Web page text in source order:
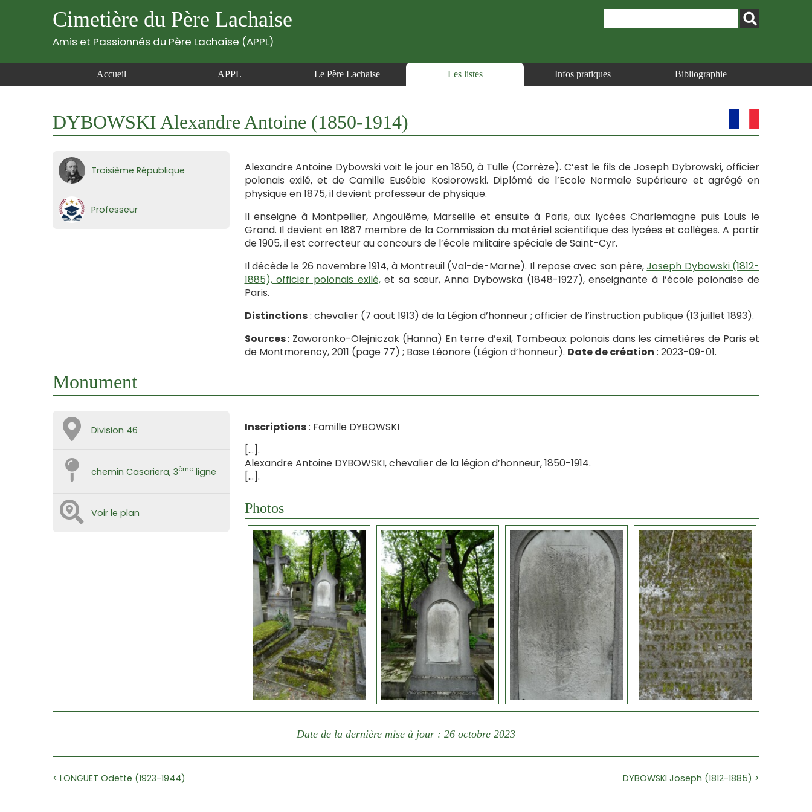
Cimetière du Père Lachaise
Amis et Passionnés du Père Lachaise (APPL)
Accueil APPL Le Père Lachaise Les listes Infos pratiques Bibliographie
DYBOWSKI Alexandre Antoine (1850-1914)
Troisième République
Professeur
Alexandre Antoine Dybowski voit le jour en 1850, à Tulle (Corrèze). C’est le fils de Joseph Dybrowski, officier
polonais exilé, et de Camille Eusébie Kosiorowski. Diplômé de l’Ecole Normale Supérieure et agrégé en
physique en 1875, il devient professeur de physique.
Il enseigne à Montpellier, Angoulême, Marseille et ensuite à Paris, aux lycées Charlemagne puis Louis le
Grand. Il devient en 1887 membre de la Commission du matériel scientifique des lycées et collèges. A partir
de 1905, il est correcteur au concours de l’école militaire spéciale de Saint-Cyr.
Il décède le 26 novembre 1914, à Montreuil (Val-de-Marne). Il repose avec son père,Joseph Dybowski (1812-
1885), officier polonais exilé,et sa sœur, Anna Dybowska (1848-1927), enseignante à l’école polonaise de
Paris.
Distinctions: chevalier (7 aout 1913) de la Légion d’honneur ; officier de l’instruction publique (13 juillet 1893).
Sources: Zaworonko-Olejniczak (Hanna) En terre d’exil, Tombeaux polonais dans les cimetières de Paris et
de Montmorency, 2011 (page 77) ; Base Léonore (Légion d’honneur). Date de création : 2023-09-01.
Monument
Division 46
chemin Casariera, 3ème ligne
Voir le plan
Inscriptions: Famille DYBOWSKI
[…].
Alexandre Antoine DYBOWSKI, chevalier de la légion d’honneur, 1850-1914.
[…].
Photos
Date de la dernière mise à jour : 26 octobre 2023
< LONGUET Odette (1923-1944) DYBOWSKI Joseph (1812-1885) >